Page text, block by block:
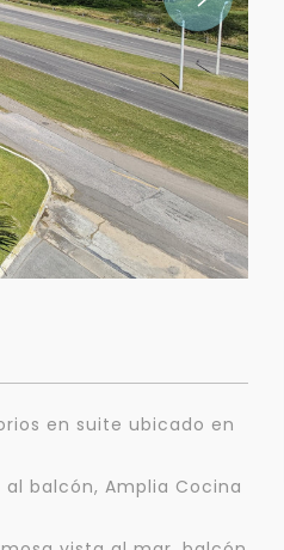
en suite ubicado en
balcón, Amplia Cocina